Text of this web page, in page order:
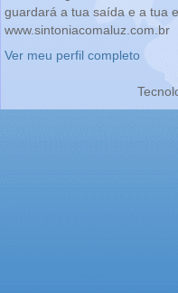
guardará a tua saída e a tua
www.sintoniacomaluz.com.br
Ver meu perfil completo